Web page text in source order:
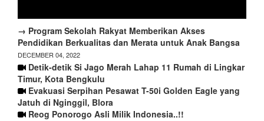
→ Program Sekolah Rakyat Memberikan Akses
Pendidikan Berkualitas dan Merata untuk Anak Bangsa
DECEMBER 04, 2022
Detik-detik Si Jago Merah Lahap 11 Rumah di Lingkar
Timur, Kota Bengkulu
Evakuasi Serpihan Pesawat T-50i Golden Eagle yang
Jatuh di Nginggil, Blora
Reog Ponorogo Asli Milik Indonesia..!!